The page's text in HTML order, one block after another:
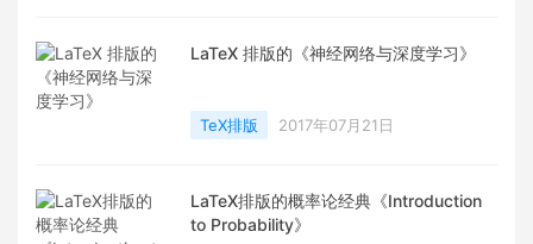
术（IEEE-CYBER 2017）。&nbsp;</p>
LaTeX 排版的《神经网络与深度学习》
TeX排版 2017年07月21日
LaTeX排版的概率论经典《Introduction
to Probability》